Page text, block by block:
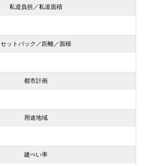
私道負担／私道面積
セットバック／距離／面積
都市計画
用途地域
建ぺい率